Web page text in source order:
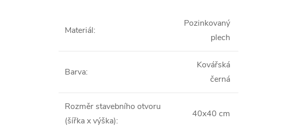
Materiál:
Pozinkovaný
plech
Barva:
Kovářská
černá
Rozměr stavebního otvoru
(šířka x výška):
40x40 cm